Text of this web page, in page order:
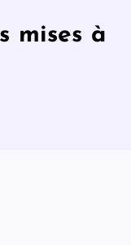
mises à